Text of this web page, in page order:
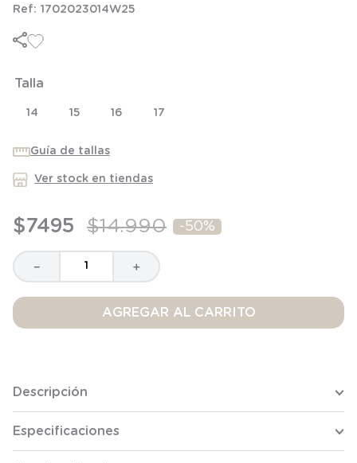
1702023014W25
Talla
14 15 16 17
Guía de tallas
Ver stock en tiendas
$7495 $14.990 -50%
＋
－
AGREGAR AL CARRITO
Descripción
Especificaciones
6 .
panty
7.